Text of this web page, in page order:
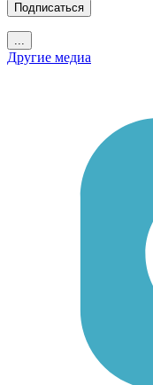
Подписаться
...
Другие медиа